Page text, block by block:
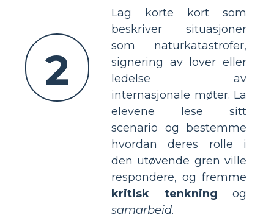
2
Lag korte kort som
beskriver situasjoner
som naturkatastrofer,
signering av lover eller
ledelse av
internasjonale møter. La
elevene lese sitt
scenario og bestemme
hvordan deres rolle i
den utøvende gren ville
respondere, og fremme
kritisk tenkning og
samarbeid.